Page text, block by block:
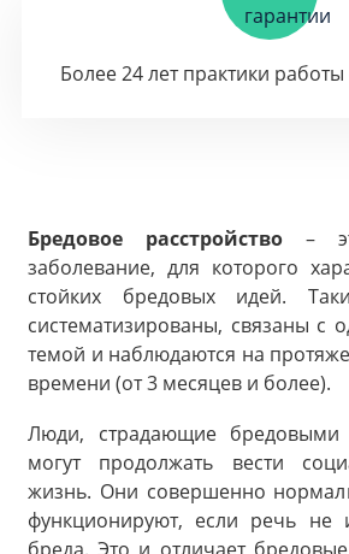
Более 24 лет практики
Бредовое расстройство –
заболевание, для которого
стойких бредовых идей.
систематизированы, связаны с
темой и наблюдаются на
времени (от 3 месяцев и более).
Люди, страдающие бредовыми
могут продолжать вести
жизнь. Они совершенно
функционируют, если речь не
бреда. Это и отличает